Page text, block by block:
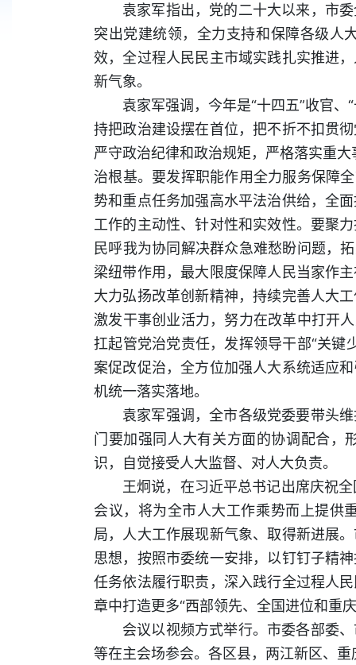
袁家军指出，党的二十大以来，市
突出党建统领，全力支持和保障各级人
效，全过程人民民主市域实践扎实推进
新气象。
袁家军强调，今年是“十四五”收官
持把政治建设摆在首位，把不折不扣贯
严守政治纪律和政治规矩，严格落实重
治根基。要发挥职能作用全力服务保障
势和重点任务加强高水平法治供给，全
工作的主动性、针对性和实效性。要聚
民呼我为协同解决群众急难愁盼问题，
梁纽带作用，最大限度保障人民当家作
大力弘扬改革创新精神，持续完善人大
激发干事创业活力，努力在改革中打开
扛起管党治党责任，发挥领导干部“关键
案促改促治，全方位加强人大系统适应
机统一落实落地。
袁家军强调，全市各级党委要带头
门要加强同人大有关方面的协调配合，
识，自觉接受人大监督、对人大负责。
王炯说，在习近平总书记出席庆祝
会议，将为全市人大工作乘势而上提供
局，人大工作展现新气象、取得新进展
思想，按照市委统一安排，以钉钉子精
任务依法履行职责，深入践行全过程人
章中打造更多“西部领先、全国进位和重
会议以视频方式举行。市委各部委
等在主会场参会。各区县，两江新区、